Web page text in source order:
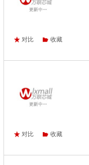
对比 收藏
对比 收藏